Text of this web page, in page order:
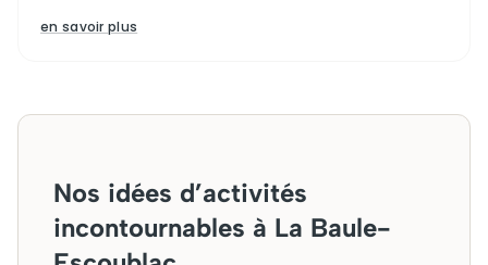
en savoir plus
Nos idées d’activités
incontournables à La Baule-